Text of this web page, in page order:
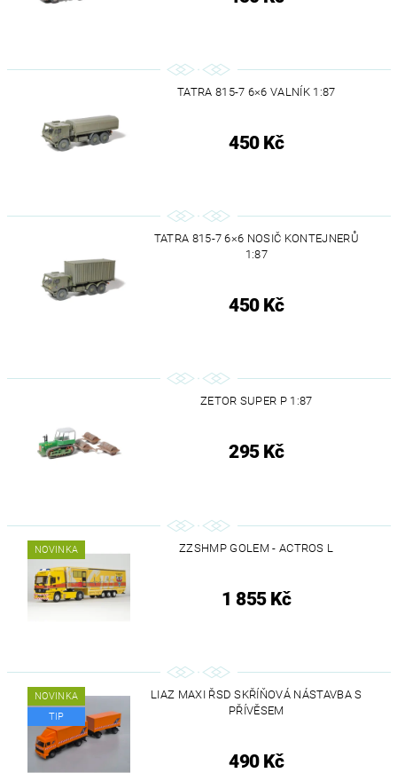
TATRA 815-7 6×6 VALNÍK 1:87
450 Kč
TATRA 815-7 6×6 NOSIČ KONTEJNERŮ
1:87
450 Kč
ZETOR SUPER P 1:87
295 Kč
NOVINKA ZZSHMP GOLEM - ACTROS L
1 855 Kč
NOVINKA
TIP
LIAZ MAXI ŘSD SKŘÍŇOVÁ NÁSTAVBA S
PŘÍVĚSEM
490 Kč